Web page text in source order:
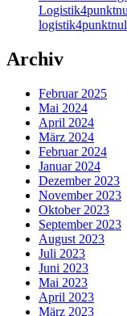
Archiv
Februar 2025
Mai 2024
April 2024
März 2024
Februar 2024
Januar 2024
Dezember 2023
November 2023
Oktober 2023
September 2023
August 2023
Juli 2023
Juni 2023
Mai 2023
April 2023
März 2023